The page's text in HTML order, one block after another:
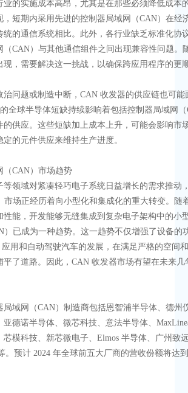
业的实施成本高昂，尤其是在那些必须降低成本
，短期内采用先进的控制器局域网（CAN）在经
统的通信系统相比。此外，各行业缺乏标准化协
（CAN）与其他通信组件之间出现兼容性问题。
现，需要解决这一挑战，以确保跨应用程序的更
治问题或制造中断，CAN 收发器的供应链也可能
全球半导体短缺持续影响着包括控制器局域网
的供应。这些短缺加上成本上升，可能会影响市
的元件供应来维持生产进度。
（CAN）市场趋势
等领域对紧凑轻巧电子系统日益增长的需求推动
市场正经历着向小型化和集成化的重大转变。随
性能，开发能够无缝集成到复杂电子架构中的小
）已成为一种趋势。这一趋势不仅增强了设备的
用和自动驾驶汽车的发展，在满足严格的空间
平了道路。因此，CAN 收发器市场有望在未来几
局域网（CAN）制造商包括恩智浦半导体、德州
亚德诺半导体、微芯科技、意法半导体、
芯模科技、新芯微电子、Elmos 半导体、广州致
。预计 2024 年全球前五大厂商的营收份额将达